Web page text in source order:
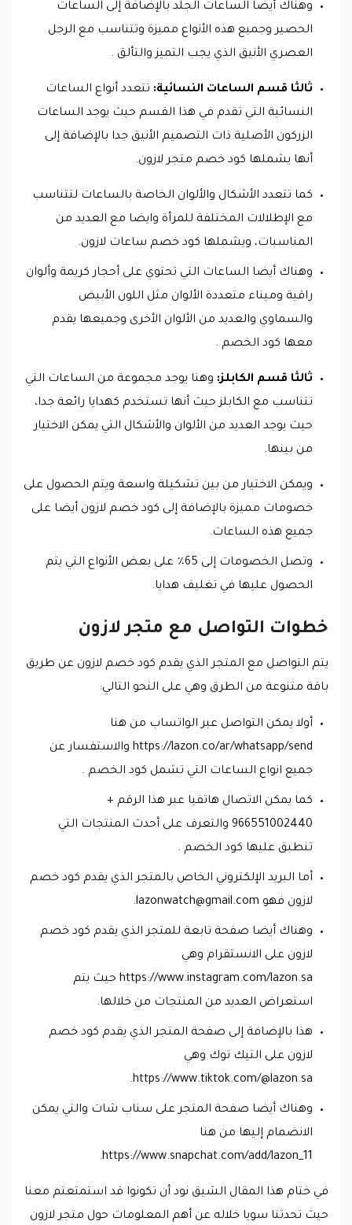
وهناك أيضا الساعات الجلد بالإضافة إلى الساعات
الحصير وجميع هذه الأنواع مميزة وتتناسب مع الرجل
العصري الأنيق الذي يجب التميز والتألق .
ثالثا قسم الساعات النسائية: تتعدد أنواع الساعات
النسائية التي تقدم في هذا القسم حيث يوجد الساعات
الزركون الأصلية ذات التصميم الأنيق جدا بالإضافة إلى
أنها يشملها كود خصم متجر لازون.
كما تتعدد الأشكال والألوان الخاصة بالساعات لتتناسب
مع الإطلالات المختلفة للمرأة وايضا مع العديد من
المناسبات، ويشملها كود خصم ساعات لازون.
وهناك أيضا الساعات التي تحتوي على أحجار كريمة وألوان
راقية وميناء متعددة الألوان مثل اللون الأبيض
والسماوي والعديد من الألوان الأخرى وجميعها يقدم
معها كود الخصم .
ثالثا قسم الكابلز: وهنا يوجد مجموعة من الساعات التي
تتناسب مع الكابلز حيث أنها تستخدم كهدايا رائعة جدا،
حيث يوجد العديد من الألوان والأشكال التي يمكن الاختيار
من بينها.
ويمكن الاختيار من بين تشكيلة واسعة ويتم الحصول على
خصومات مميزة بالإضافة إلى كود خصم لازون أيضا على
جميع هذه الساعات.
وتصل الخصومات إلى 65٪ على بعض الأنواع التي يتم
الحصول عليها في تغليف هدايا.
خطوات التواصل مع متجر لازون
يتم التواصل مع المتجر الذي يقدم كود خصم لازون عن طريق
باقة متنوعة من الطرق وهي على النحو التالي:
أولا يمكن التواصل عبر الواتساب من هنا
https://lazon.co/ar/whatsapp/send والاستفسار عن
جميع انواع الساعات التي تشمل كود الخصم .
كما يمكن الاتصال هاتفيا عبر هذا الرقم +
966551002440 والتعرف على أحدث المنتجات التي
تنطبق عليها كود الخصم .
أما البريد الإلكتروني الخاص بالمتجر الذي يقدم كود خصم
لازون فهو lazonwatch@gmail.com
.
وهناك أيضا صفحة تابعة للمتجر الذي يقدم كود خصم
لازون على الانستقرام وهي
https://www.instagram.com/lazon.sa حيث يتم
استعراض العديد من المنتجات من خلالها.
هذا بالإضافة إلى صفحة المتجر الذي يقدم كود خصم
لازون على التيك توك وهي
https://www.tiktok.com/@lazon.sa.
وهناك أيضا صفحة المتجر على سناب شات والتي يمكن
الانضمام إليها من هنا
https://www.snapchat.com/add/lazon_11.
في ختام هذا المقال الشيق نود أن تكونوا قد استمتعتم معنا
حيث تحدثنا سويا خلاله عن أهم المعلومات حول متجر لازون